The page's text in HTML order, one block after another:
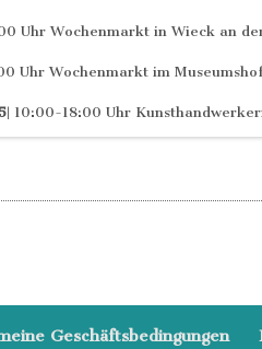
Uhr Wochenmarkt in Wieck an
Uhr Wochenmarkt im
| 10:00-18:00 Uhr
Geschäftsbedingungen